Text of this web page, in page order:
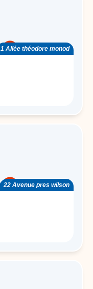
1 Allée théodore monod
22 Avenue pres wilson